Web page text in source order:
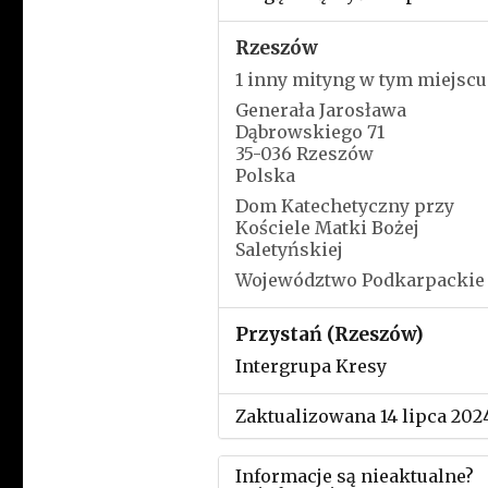
Rzeszów
1 inny mityng w tym miejscu
Generała Jarosława
Dąbrowskiego 71
35-036 Rzeszów
Polska
Dom Katechetyczny przy
Kościele Matki Bożej
Saletyńskiej
Województwo Podkarpackie
Przystań (Rzeszów)
Intergrupa Kresy
Zaktualizowana 14 lipca
Informacje są nieaktualne?